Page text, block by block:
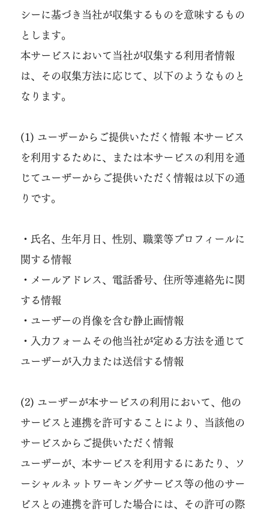
シーに基づき当社が収集するものを意味するもの
とします。
本サービスにおいて当社が収集する利用者情報
は、その収集方法に応じて、以下のようなものと
なります。
(1) ユーザーからご提供いただく情報 本サービス
を利用するために、または本サービスの利用を通
じてユーザーからご提供いただく情報は以下の通
りです。
・氏名、生年月日、性別、職業等プロフィールに
関する情報
・メールアドレス、電話番号、住所等連絡先に関
する情報
・ユーザーの肖像を含む静止画情報
・入力フォームその他当社が定める方法を通じて
ユーザーが入力または送信する情報
(2) ユーザーが本サービスの利用において、他の
サービスと連携を許可することにより、当該他の
サービスからご提供いただく情報
ユーザーが、本サービスを利用するにあたり、ソ
ーシャルネットワーキングサービス等の他のサー
ビスとの連携を許可した場合には、その許可の際